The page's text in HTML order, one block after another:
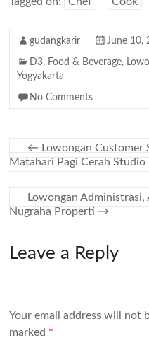
gudangkarir June 10,
D3, Food & Beverage,
Yogyakarta
No Comments
← Lowongan Customer
Matahari Pagi Cerah Studio
Lowongan
Nugraha Properti →
Leave a Reply
Your email address will not
marked *